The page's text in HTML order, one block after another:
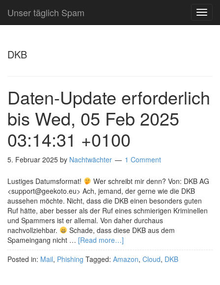
Unser täglich Spam
DKB
Daten-Update erforderlich
bis Wed, 05 Feb 2025
03:14:31 +0100
5. Februar 2025 by Nachtwächter 1 Comment
Lustiges Datumsformat!
Wer schreibt mir denn? Von: DKB AG
<support@geekoto.eu> Ach, jemand, der gerne wie die DKB
aussehen möchte. Nicht, dass die DKB einen besonders guten
Ruf hätte, aber besser als der Ruf eines schmierigen Kriminellen
und Spammers ist er allemal. Von daher durchaus
nachvollziehbar.
Schade, dass diese DKB aus dem
Spameingang nicht … [Read more…]
Posted in: Mail, Phishing Tagged: Amazon, Cloud, DKB